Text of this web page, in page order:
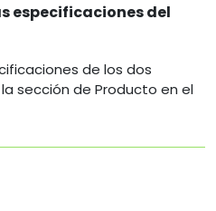
especificaciones del
de los dos
sección de Producto en el